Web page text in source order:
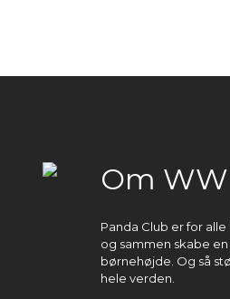
Om
Panda Club er for
og sammen skabe
børnehøjde. Og så
hele verden.